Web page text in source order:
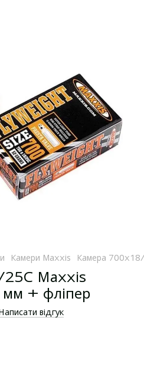
Камери Maxxis Камера
Maxxis
+ фліпер
відгук